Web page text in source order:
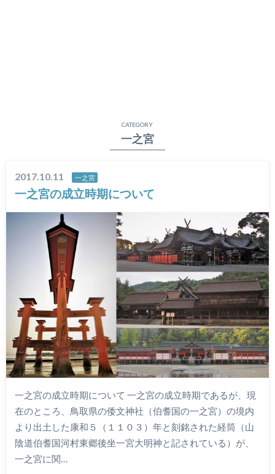
CATEGORY
一之宮
2017.10.11 一之宮
​一之宮の成立時期について
一之宮の成立時期について 一之宮の成立時期であるが、現
在のところ、鳥取県の倭文神社（伯耆国の一之宮）の境内
より出土した康和５（１１０３）年と刻銘された経筒（山
陰道伯耆国河村東郷後坐一宮大明神と記されている）が、
一之宮に関…